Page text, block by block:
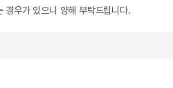
경우가 있으니 양해 부탁드립니다.